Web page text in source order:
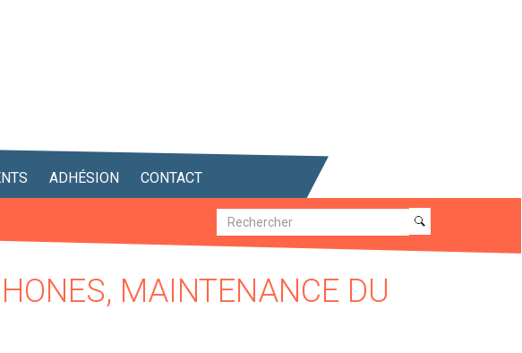
ADHÉSION CONTACT
Recherche
Recherche
MAINTENANCE DU